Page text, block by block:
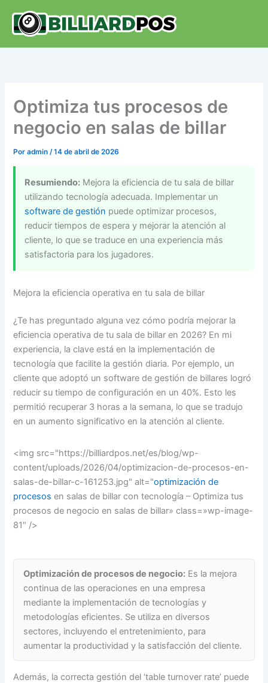
contenido
Optimiza tus procesos de
negocio en salas de billar
Poradmin/14 de abril de 2026
Resumiendo: Mejora la eficiencia de tu sala de billar
utilizando tecnología adecuada. Implementar un
software de gestión puede optimizar procesos,
reducir tiempos de espera y mejorar la atención al
cliente, lo que se traduce en una experiencia más
satisfactoria para los jugadores.
Mejora la eficiencia operativa en tu sala de billar
¿Te has preguntado alguna vez cómo podría mejorar la
eficiencia operativa de tu sala de billar en 2026? En mi
experiencia, la clave está en la implementación de
tecnología que facilite la gestión diaria. Por ejemplo, un
cliente que adoptó un software de gestión de billares logró
reducir su tiempo de configuración en un 40%. Esto les
permitió recuperar 3 horas a la semana, lo que se tradujo
en un aumento significativo en la atención al cliente.
<img src="https://billiardpos.net/es/blog/wp-
content/uploads/2026/04/optimizacion-de-procesos-en-
salas-de-billar-c-161253.jpg" alt="optimización de
procesos en salas de billar con tecnología – Optimiza tus
procesos de negocio en salas de billar» class=»wp-image-
81″ />
Optimización de procesos de negocio: Es la mejora
continua de las operaciones en una empresa
mediante la implementación de tecnologías y
metodologías eficientes. Se utiliza en diversos
sectores, incluyendo el entretenimiento, para
aumentar la productividad y la satisfacción del cliente.
Además, la correcta gestión del ‘table turnover rate’ puede